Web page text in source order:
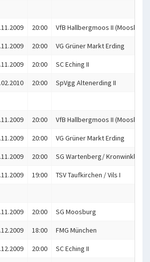
20:00 VfB Hallbergmoos II (Mooskitos)
20:00 VG Grüner Markt Erding
20:00 SC Eching II
20:00 SpVgg Altenerding II
20:00 VfB Hallbergmoos II (Mooskitos)
20:00 VG Grüner Markt Erding
20:00 SG Wartenberg/ Kronwinkl
19:00 TSV Taufkirchen / Vils I
20:00 SG Moosburg
18:00 FMG München
20:00 SC Eching II